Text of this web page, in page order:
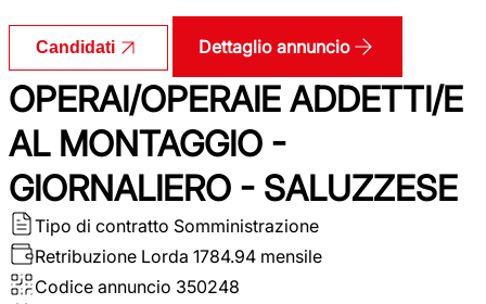
Candidati Dettaglio annuncio
OPERAI/OPERAIE ADDETTI/E
AL MONTAGGIO -
GIORNALIERO - SALUZZESE
Tipo di contratto Somministrazione
Retribuzione Lorda 1784.94 mensile
Codice annuncio 350248